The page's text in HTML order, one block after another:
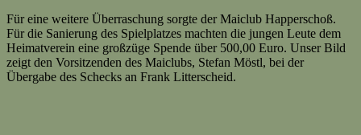
Für eine weitere Überraschung sorgte der Maiclub Happerschoß.
Für die Sanierung des Spielplatzes machten die jungen Leute dem
Heimatverein eine großzüge Spende über 500,00 Euro. Unser Bild
zeigt den Vorsitzenden des Maiclubs, Stefan Möstl, bei der
Übergabe des Schecks an Frank Litterscheid.